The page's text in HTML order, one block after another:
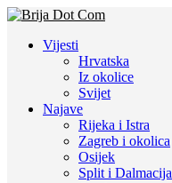
Vijesti
Hrvatska
Iz okolice
Svijet
Najave
Rijeka i Istra
Zagreb i okolica
Osijek
Split i Dalmacija